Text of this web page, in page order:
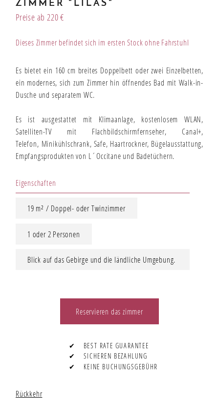
ZIMMER "LILAS"
Preise ab 220 €
Dieses Zimmer befindet sich im ersten Stock ohne Fahrstuhl
Es bietet ein 160 cm breites Doppelbett oder zwei Einzelbetten,
ein modernes, sich zum Zimmer hin öffnendes Bad mit Walk-in-
Dusche und separatem WC.
Es ist ausgestattet mit Klimaanlage, kostenlosem WLAN,
Satelliten-TV mit Flachbildschirmfernseher, Canal+,
Telefon, Minikühlschrank, Safe, Haartrockner, Bügelausstattung,
Empfangsprodukten von L´Occitane und Badetüchern.
Eigenschaften
19 m² / Doppel- oder Twinzimmer
1 oder 2 Personen
Blick auf das Gebirge und die ländliche Umgebung.
Reservieren das zimmer
✔
BEST RATE GUARANTEE
✔
SICHEREN BEZAHLUNG
✔
KEINE BUCHUNGSGEBÜHR
Rückkehr